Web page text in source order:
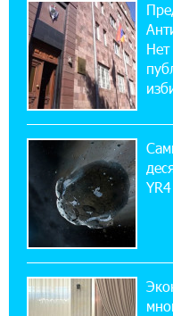
ВТБ
10%
приложении
17:03:49 30-
Платформа
14:44:13 29-07-
при
18:38:18 28-
Пашинян
Нет